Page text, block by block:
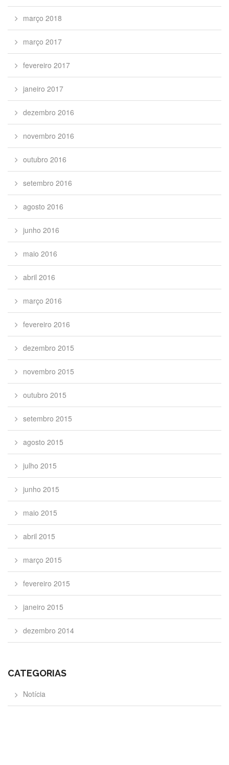
março 2018
março 2017
fevereiro 2017
janeiro 2017
dezembro 2016
novembro 2016
outubro 2016
setembro 2016
agosto 2016
junho 2016
maio 2016
abril 2016
março 2016
fevereiro 2016
dezembro 2015
novembro 2015
outubro 2015
setembro 2015
agosto 2015
julho 2015
junho 2015
maio 2015
abril 2015
março 2015
fevereiro 2015
janeiro 2015
dezembro 2014
CATEGORIAS
Notícia